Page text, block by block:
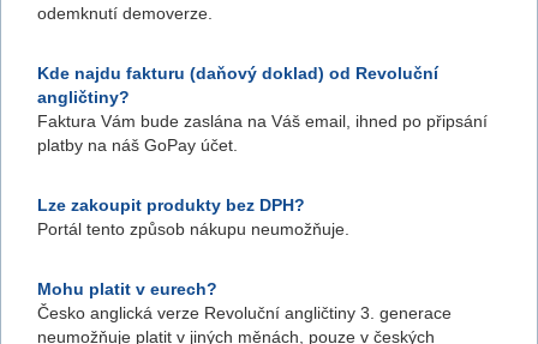
odemknutí demoverze.
Kde najdu fakturu (daňový doklad) od Revoluční
angličtiny?
Faktura Vám bude zaslána na Váš email, ihned po připsání
platby na náš GoPay účet.
Lze zakoupit produkty bez DPH?
Portál tento způsob nákupu neumožňuje.
Mohu platit v eurech?
Česko anglická verze Revoluční angličtiny 3. generace
neumožňuje platit v jiných měnách, pouze v českých